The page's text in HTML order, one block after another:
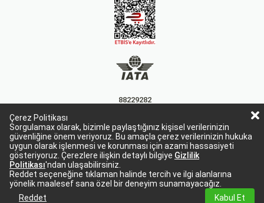
Çerez Politikası
Sorgulamax olarak, bizimle paylaştığınız kişisel verilerinizin
güvenliğine önem veriyoruz. Bu amaçla çerez verilerinizin hukuka
uygun olarak işlenmesi ve korunması için azami hassasiyeti
gösteriyoruz. Çerezlere ilişkin detaylı bilgiye Gizlilik
Politikası'ndan ulaşabilirsiniz.
Reddet seçeneğine tıklaman halinde tercih ve ilgi alanlarına
yönelik maalesef sana özel bir deneyim sunamayacağız.
Reddet
Kabul Et
88229282
15863
Sorgulamax Turizim, TURSAB Belge No: 15863